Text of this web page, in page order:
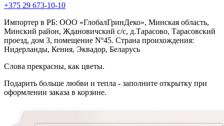
+375 29 673-10-10
Импортер в РБ: ООО «ГлобалГринДеко», Минская область,
Минский район, Ждановичский с/с, д.Тарасово, Тарасовский
проезд, дом 3, помещение Nº45. Страна проихождения:
Нидерланды, Кения, Эквадор, Беларусь
Слова прекрасны, как цветы.
Подарить больше любви и тепла - заполните открытку при
оформлении заказа в корзине.